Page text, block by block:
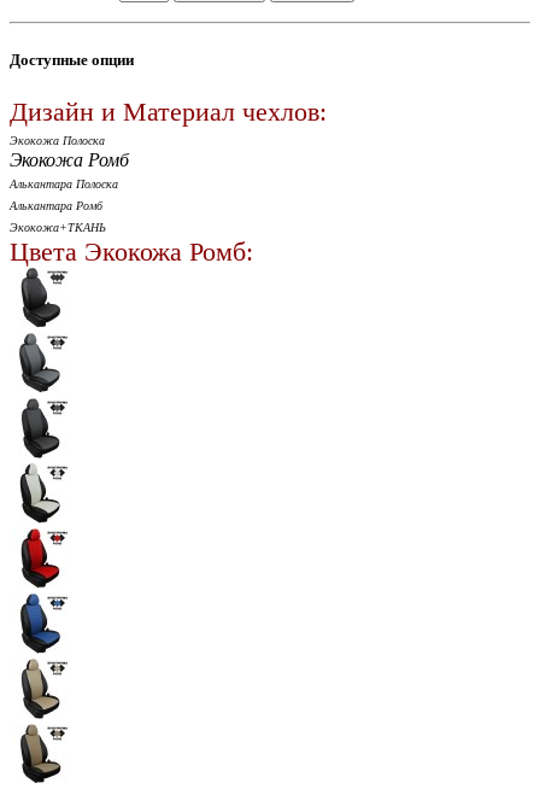
Доступные опции
Дизайн и Материал чехлов:
Экокожа Полоска
Экокожа Ромб
Алькантара Полоска
Алькантара Ромб
Экокожа+ТКАНЬ
Цвета Экокожа Ромб: